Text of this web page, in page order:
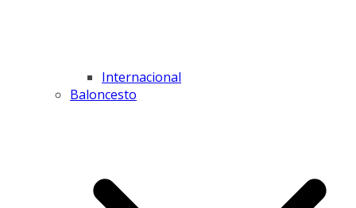
Internacional
Baloncesto